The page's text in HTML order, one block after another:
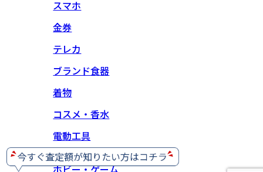
スマホ
金券
テレカ
ブランド食器
着物
コスメ・香水
電動工具